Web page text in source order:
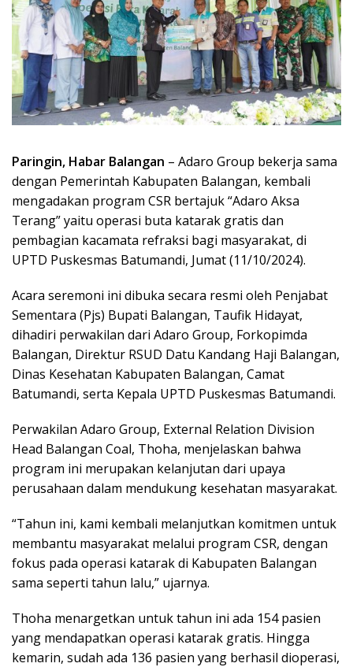
Paringin, Habar Balangan – Adaro Group bekerja sama
dengan Pemerintah Kabupaten Balangan, kembali
mengadakan program CSR bertajuk “Adaro Aksa
Terang” yaitu operasi buta katarak gratis dan
pembagian kacamata refraksi bagi masyarakat, di
UPTD Puskesmas Batumandi, Jumat (11/10/2024).
Acara seremoni ini dibuka secara resmi oleh Penjabat
Sementara (Pjs) Bupati Balangan, Taufik Hidayat,
dihadiri perwakilan dari Adaro Group, Forkopimda
Balangan, Direktur RSUD Datu Kandang Haji Balangan,
Dinas Kesehatan Kabupaten Balangan, Camat
Batumandi, serta Kepala UPTD Puskesmas Batumandi.
Perwakilan Adaro Group, External Relation Division
Head Balangan Coal, Thoha, menjelaskan bahwa
program ini merupakan kelanjutan dari upaya
perusahaan dalam mendukung kesehatan masyarakat.
“Tahun ini, kami kembali melanjutkan komitmen untuk
membantu masyarakat melalui program CSR, dengan
fokus pada operasi katarak di Kabupaten Balangan
sama seperti tahun lalu,” ujarnya.
Thoha menargetkan untuk tahun ini ada 154 pasien
yang mendapatkan operasi katarak gratis. Hingga
kemarin, sudah ada 136 pasien yang berhasil dioperasi,